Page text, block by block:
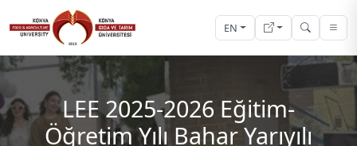
EN
LEE 2025-2026 Eğitim-
Öğretim Yılı Bahar Yarıyılı